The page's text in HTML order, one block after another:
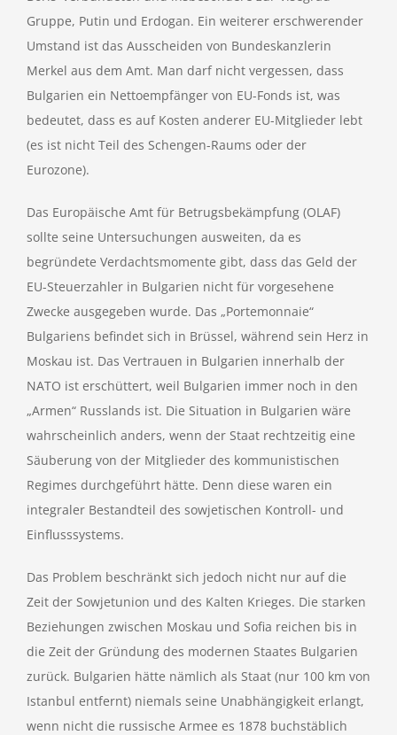
Gruppe, Putin und Erdogan. Ein weiterer erschwerender
Umstand ist das Ausscheiden von Bundeskanzlerin
Merkel aus dem Amt. Man darf nicht vergessen, dass
Bulgarien ein Nettoempfänger von EU-Fonds ist, was
bedeutet, dass es auf Kosten anderer EU-Mitglieder lebt
(es ist nicht Teil des Schengen-Raums oder der
Eurozone).
Das Europäische Amt für Betrugsbekämpfung (OLAF)
sollte seine Untersuchungen ausweiten, da es
begründete Verdachtsmomente gibt, dass das Geld der
EU-Steuerzahler in Bulgarien nicht für vorgesehene
Zwecke ausgegeben wurde. Das „Portemonnaie“
Bulgariens befindet sich in Brüssel, während sein Herz in
Moskau ist. Das Vertrauen in Bulgarien innerhalb der
NATO ist erschüttert, weil Bulgarien immer noch in den
„Armen“ Russlands ist. Die Situation in Bulgarien wäre
wahrscheinlich anders, wenn der Staat rechtzeitig eine
Säuberung von der Mitglieder des kommunistischen
Regimes durchgeführt hätte. Denn diese waren ein
integraler Bestandteil des sowjetischen Kontroll- und
Einflusssystems.
Das Problem beschränkt sich jedoch nicht nur auf die
Zeit der Sowjetunion und des Kalten Krieges. Die starken
Beziehungen zwischen Moskau und Sofia reichen bis in
die Zeit der Gründung des modernen Staates Bulgarien
zurück. Bulgarien hätte nämlich als Staat (nur 100 km von
Istanbul entfernt) niemals seine Unabhängigkeit erlangt,
wenn nicht die russische Armee es 1878 buchstäblich